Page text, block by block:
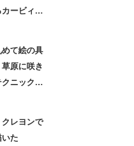
ービィに
て絵の具
原に咲き
ニックが
レヨンで
た